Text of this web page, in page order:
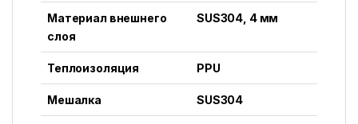
Материал внешнего
слоя
SUS304, 4 мм
Теплоизоляция PPU
Мешалка SUS304